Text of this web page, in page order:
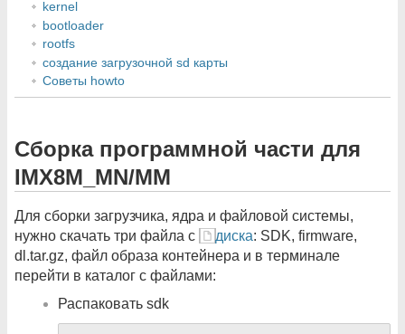
kernel
bootloader
rootfs
создание загрузочной sd карты
Советы howto
Сборка программной части для
IMX8M_MN/MM
Для сборки загрузчика, ядра и файловой системы,
нужно скачать три файла с
диска: SDK, firmware,
dl.tar.gz, файл образа контейнера и в терминале
перейти в каталог с файлами:
Распаковать sdk